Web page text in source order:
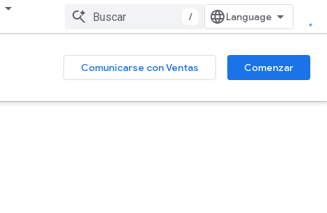
/
Comunicarse con Ventas Comenzar